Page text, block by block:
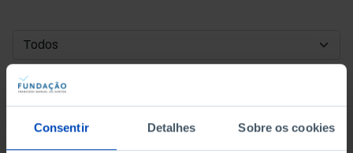
Consentir Detalhes Sobre os cookies
DATA DE INÍCIO
DATA DE FIM